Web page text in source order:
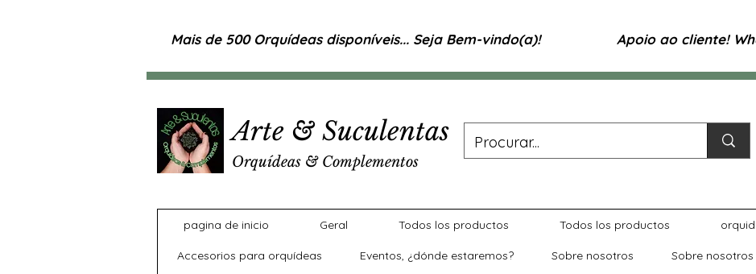
Mais de 500 Orquídeas disponíveis... Seja Bem-vindo(a)! Apoio ao cliente!
Arte & Suculentas
Orquídeas & Complementos
pagina de inicio Geral Todos los productos Todos los productos
Accesorios para orquídeas Eventos, ¿dónde estaremos? Sobre nosotros Sobre nosotros